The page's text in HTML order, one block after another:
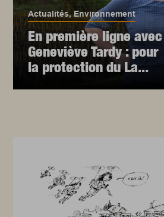
Actualités, Environnement
En première ligne avec
Geneviève Tardy : pour
la protection du La...